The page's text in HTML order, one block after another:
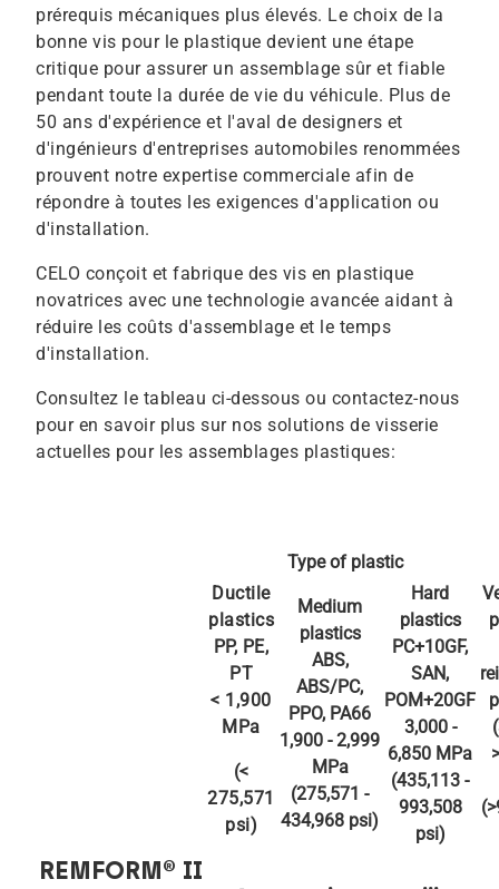
prérequis mécaniques plus élevés. Le choix de la
bonne vis pour le plastique devient une étape
critique pour assurer un assemblage sûr et fiable
pendant toute la durée de vie du véhicule. Plus de
50 ans d'expérience et l'aval de designers et
d'ingénieurs d'entreprises automobiles renommées
prouvent notre expertise commerciale afin de
répondre à toutes les exigences d'application ou
d'installation.
CELO conçoit et fabrique des vis en plastique
novatrices avec une technologie avancée aidant à
réduire les coûts d'assemblage et le temps
d'installation.
Consultez le tableau ci-dessous ou contactez-nous
pour en savoir plus sur nos solutions de visserie
actuelles pour les assemblages plastiques:
Type of plastic
Ductile
plastics
PP, PE,
PT
< 1,900
MPa
(<
275,571
psi)
Medium
plastics
ABS,
ABS/PC,
PPO, PA66
1,900 - 2,999
MPa
(275,571 -
434,968 psi)
Hard
plastics
PC+10GF,
SAN,
POM+20GF
3,000 -
6,850 MPa
(435,113 -
993,508
psi)
(
REMFORM® II